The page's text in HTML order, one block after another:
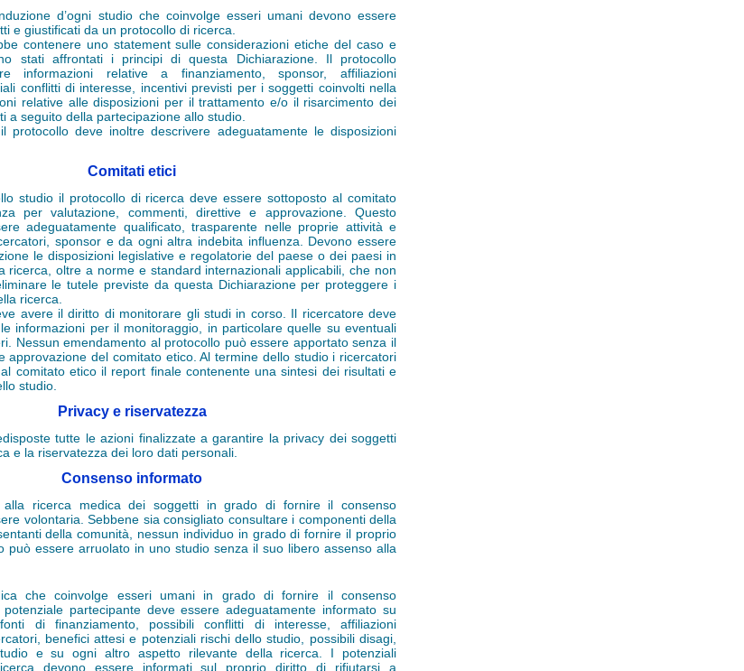
d’ogni studio che coinvolge esseri umani devono essere
e giustificati da un protocollo di ricerca.
contenere uno statement sulle considerazioni etiche del caso e
stati affrontati i principi di questa Dichiarazione. Il protocollo
informazioni relative a finanziamento, sponsor, affiliazioni
conflitti di interesse, incentivi previsti per i soggetti coinvolti nella
relative alle disposizioni per il trattamento e/o il risarcimento dei
a seguito della partecipazione allo studio.
protocollo deve inoltre descrivere adeguatamente le disposizioni
Comitati etici
studio il protocollo di ricerca deve essere sottoposto al comitato
per valutazione, commenti, direttive e approvazione. Questo
adeguatamente qualificato, trasparente nelle proprie attività e
sponsor e da ogni altra indebita influenza. Devono essere
le disposizioni legislative e regolatorie del paese o dei paesi in
ricerca, oltre a norme e standard internazionali applicabili, che non
le tutele previste da questa Dichiarazione per proteggere i
ricerca.
avere il diritto di monitorare gli studi in corso. Il ricercatore deve
informazioni per il monitoraggio, in particolare quelle su eventuali
Nessun emendamento al protocollo può essere apportato senza il
approvazione del comitato etico. Al termine dello studio i ricercatori
comitato etico il report finale contenente una sintesi dei risultati e
studio.
Privacy e riservatezza
tutte le azioni finalizzate a garantire la privacy dei soggetti
e la riservatezza dei loro dati personali.
Consenso informato
alla ricerca medica dei soggetti in grado di fornire il consenso
volontaria. Sebbene sia consigliato consultare i componenti della
della comunità, nessun individuo in grado di fornire il proprio
può essere arruolato in uno studio senza il suo libero assenso alla
che coinvolge esseri umani in grado di fornire il consenso
partecipante deve essere adeguatamente informato su
di finanziamento, possibili conflitti di interesse, affiliazioni
benefici attesi e potenziali rischi dello studio, possibili disagi,
e su ogni altro aspetto rilevante della ricerca. I potenziali
devono essere informati sul proprio diritto di rifiutarsi a